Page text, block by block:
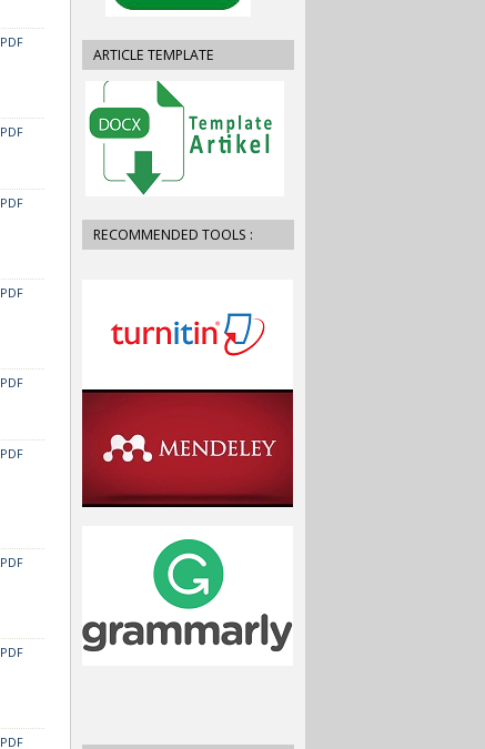
ARTICLE TEMPLATE
RECOMMENDED TOOLS :
PDF
PDF
PDF
PDF
PDF
PDF
PDF
PDF
PDF